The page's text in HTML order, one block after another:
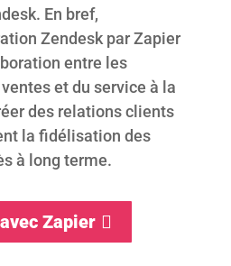
En bref,
Zendesk par Zapier
entre les
et du service à la
des relations clients
la fidélisation des
à long terme.
Zapier